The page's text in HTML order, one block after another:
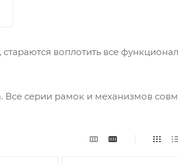
воплотить все
серии рамок и механизмов